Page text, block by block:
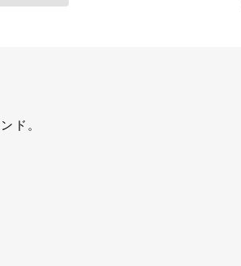
ド。